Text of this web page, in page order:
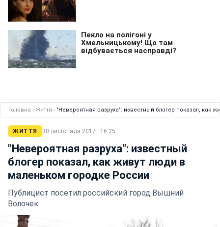
Головна › Життя › "Невероятная разруха": известный блогер показал, как
ЖИТТЯ 30 листопада 2017 · 16:25
"Невероятная разруха": известный
блогер показал, как живут люди в
маленьком городке России
Публицист посетил российский город Вышний
Волочек